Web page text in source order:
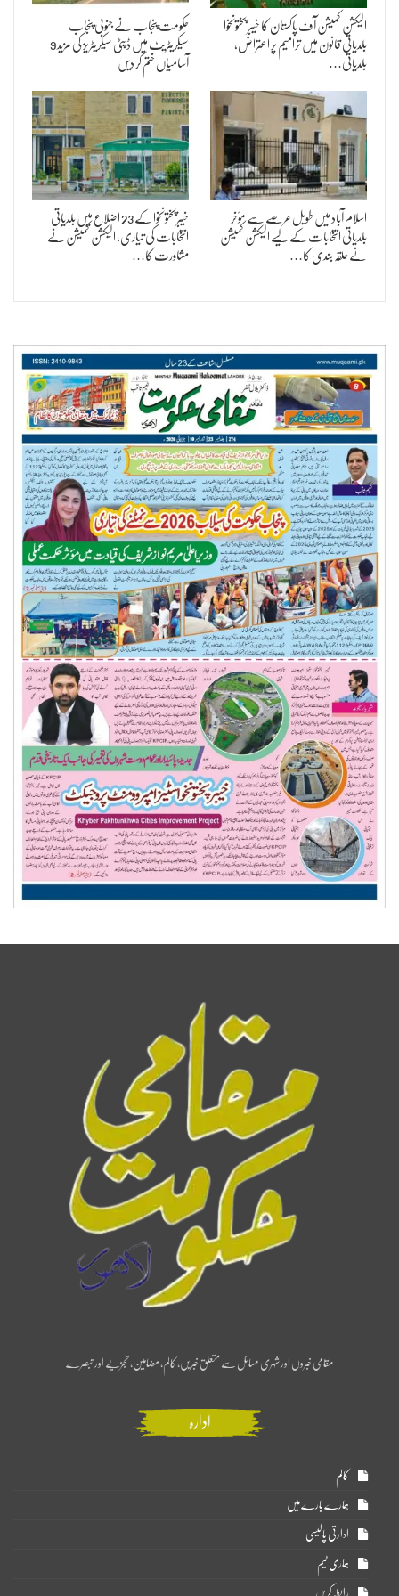
الیکشن کمیشن آف پاکستان کا خیبر پختونخوا
بلدیاتی قانون میں ترامیم پر اعتراض،
بلدیاتی…
حکومت پنجاب نے جنوبی پنجاب
سیکریٹریٹ میں ڈپٹی سیکریٹریز کی مزید 9
آسامیاں ختم کر دیں
اسلام آباد میں طویل عرصے سے مؤخر
بلدیاتی انتخابات کے لیے الیکشن کمیشن
نے حلقہ بندی کا…
خیبرپختونخوا کے 23 اضلاع میں بلدیاتی
انتخابات کی تیاری، الیکشن کمیشن نے
مشاورت کا…
مقامی خبروں اور شہری مسائل سے متعلق خبریں، کالم، مضامین، تجزیے اور تبصرے
ادارہ
کالم
ہمارے بارے میں
ادارتی پالیسی
ہماری ٹیم
رابطہ کریں